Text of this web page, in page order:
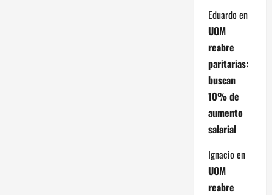
Eduardo en
UOM
reabre
paritarias:
buscan
10% de
aumento
salarial
Ignacio en
UOM
reabre